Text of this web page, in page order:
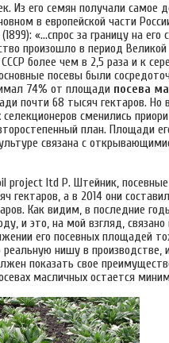
Из его семян получали самое
в европейской части
«…спрос за границу на его
произошло в период Великой
более чем в 2,5 раза и к
посевы были
74% от площади посева
почти 68 тысяч гектаров. Но
сменились
план. Площади
связана с
project ltd Р. Штейник,
гектаров, а в 2014 они
Как видим, в последние
и это, на мой взгляд, связано
его посевных площадей
реальную нишу в производстве,
показать свое
масличных остается